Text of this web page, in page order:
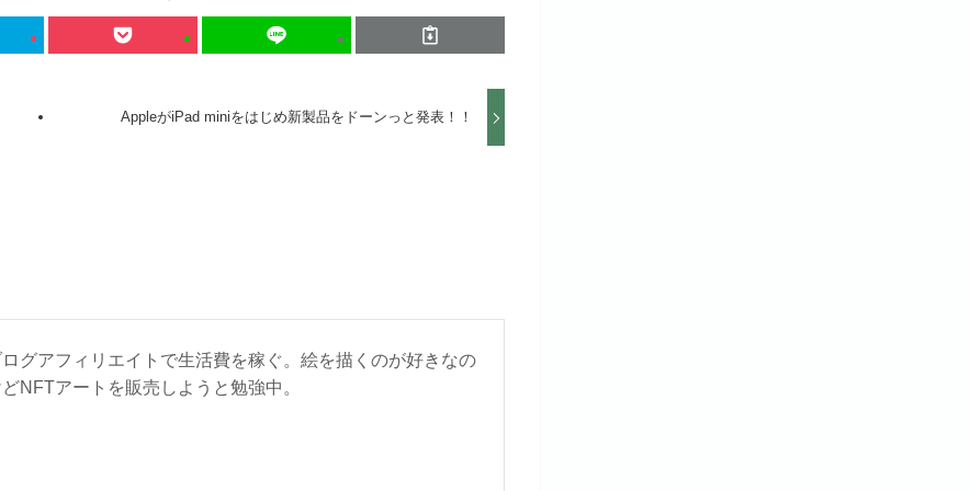
AppleがiPad miniをはじめ新製品をドーンっと発表！！
グアフィリエイトで生活費を稼ぐ。絵を描くのが好きなの
NFTアートを販売しようと勉強中。